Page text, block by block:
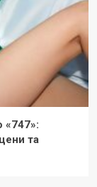
«747»:
та